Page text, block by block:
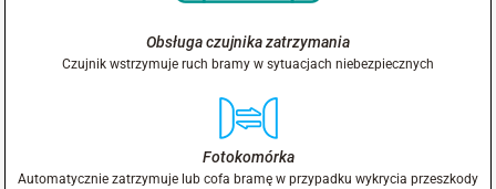
Obsługa czujnika zatrzymania
Czujnik wstrzymuje ruch bramy w sytuacjach niebezpiecznych
Fotokomórka
Automatycznie zatrzymuje lub cofa bramę w przypadku wykrycia przeszkody